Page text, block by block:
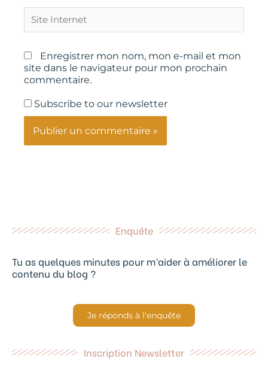
Internet
Enregistrer mon nom, mon e-mail et mon
site dans le navigateur pour mon prochain
commentaire.
Subscribe to our newsletter
Enquête
Tu as quelques minutes pour m’aider à améliorer le
contenu du blog ?
Je réponds à l'enquête
Inscription Newsletter